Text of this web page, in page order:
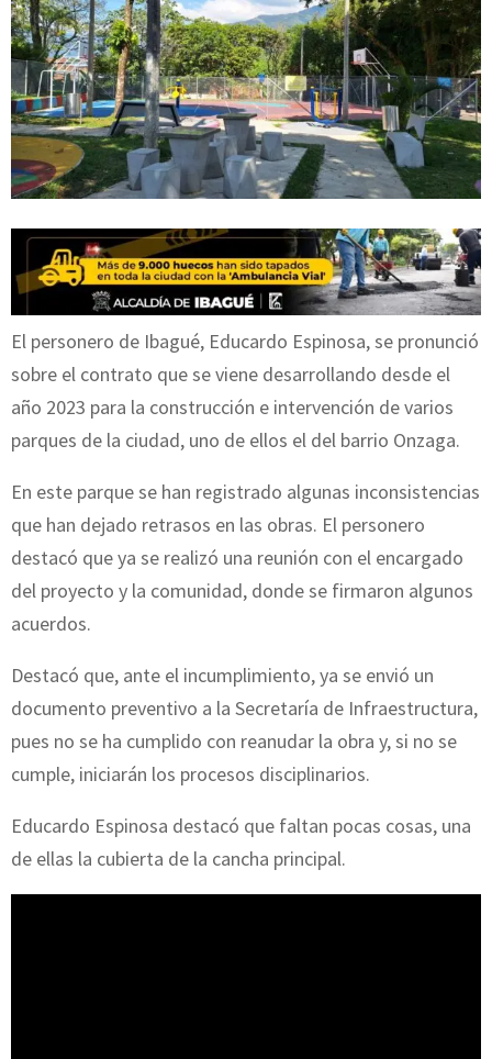
El personero de Ibagué, Educardo Espinosa, se pronunció
sobre el contrato que se viene desarrollando desde el
año 2023 para la construcción e intervención de varios
parques de la ciudad, uno de ellos el del barrio Onzaga.
En este parque se han registrado algunas inconsistencias
que han dejado retrasos en las obras. El personero
destacó que ya se realizó una reunión con el encargado
del proyecto y la comunidad, donde se firmaron algunos
acuerdos.
Destacó que, ante el incumplimiento, ya se envió un
documento preventivo a la Secretaría de Infraestructura,
pues no se ha cumplido con reanudar la obra y, si no se
cumple, iniciarán los procesos disciplinarios.
Educardo Espinosa destacó que faltan pocas cosas, una
de ellas la cubierta de la cancha principal.